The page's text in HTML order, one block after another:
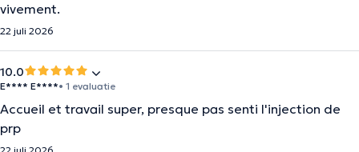
vivement.
22 juli 2026
10.0
E**** E****• 1 evaluatie
Accueil et travail super, presque pas senti l'injection de
prp